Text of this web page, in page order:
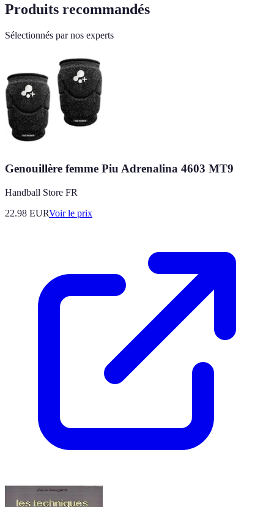
Produits recommandés
Sélectionnés par nos experts
Genouillère femme Piu Adrenalina 4603 MT9
Handball Store FR
22.98 EURVoir le prix